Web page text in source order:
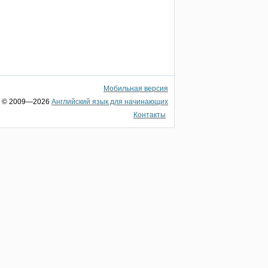
Мобильная версия
© 2009—2026 Английский язык для начинающих
Контакты